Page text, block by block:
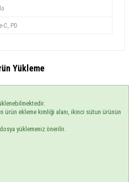
C, PD
Yükleme
ürün ekleme kimliği alanı, ikinci sütun ürünün
yüklemeniz önerilir.